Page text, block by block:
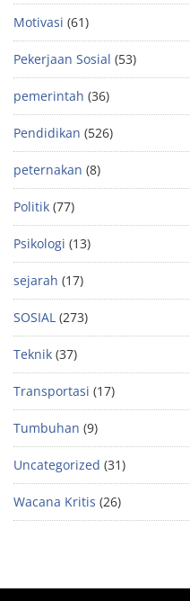
Motivasi (61)
Pekerjaan Sosial (53)
pemerintah (36)
Pendidikan (526)
peternakan (8)
Politik (77)
Psikologi (13)
sejarah (17)
SOSIAL (273)
Teknik (37)
Transportasi (17)
Tumbuhan (9)
Uncategorized (31)
Wacana Kritis (26)